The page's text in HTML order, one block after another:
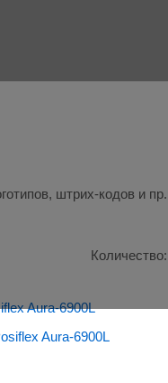
штрих-кодов
Количество:
Aura-6900L